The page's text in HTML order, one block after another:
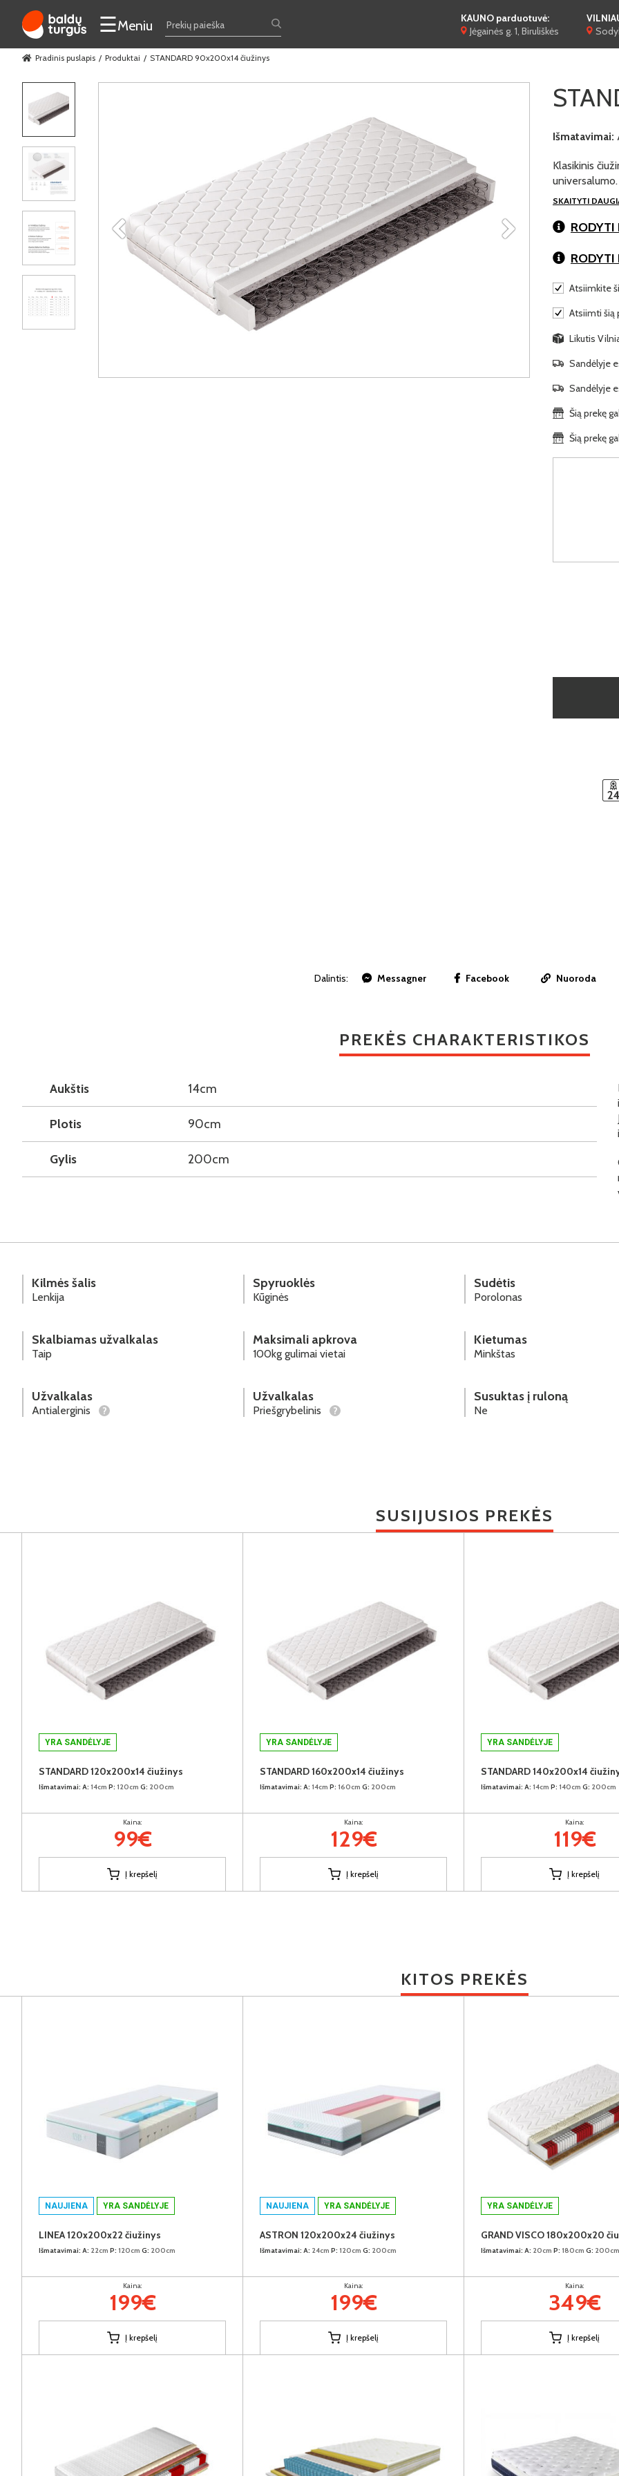
☰Meniu
KAUNO parduotuvė:
Jėgainės g. 1, Biruliškės
Pradinis puslapis Produktai STANDARD 90x200x14 čiužinys
Išmatavimai:
Klasikinis
SKAITYTI
RODYTI
RODYTI
Atsiimkite
Atsiimti šią
Likutis
Sandėlyje
Sandėlyje
Šią prekę
Šią prekę
Dalintis: Messagner Facebook Nuoroda
PREKĖS CHARAKTERISTIKOS
Aukštis 14cm
Plotis 90cm
Gylis 200cm
Kilmės šalis
Lenkija
Spyruoklės
Kūginės
Sudėtis
Porolonas
Skalbiamas užvalkalas
Taip
Maksimali apkrova
100kg gulimai vietai
Kietumas
Minkštas
Užvalkalas
Antialerginis ?
Užvalkalas
Priešgrybelinis ?
Susuktas į ruloną
Ne
SUSIJUSIOS PREKĖS
YRA SANDĖLYJE
STANDARD 120x200x14 čiužinys
Išmatavimai: A: 14cm P: 120cm G: 200cm
Kaina:
99€
Į krepšelį
YRA SANDĖLYJE
STANDARD 160x200x14 čiužinys
Išmatavimai: A: 14cm P: 160cm G: 200cm
Kaina:
129€
Į krepšelį
YRA SANDĖLYJE
STANDARD 140x200x14
Išmatavimai: A: 14cm P: 140cm G: 200cm
Kaina:
119€
Į krepšelį
KITOS PREKĖS
NAUJIENA YRA SANDĖLYJE
LINEA 120x200x22 čiužinys
Išmatavimai: A: 22cm P: 120cm G: 200cm
Kaina:
199€
Į krepšelį
NAUJIENA YRA SANDĖLYJE
ASTRON 120x200x24 čiužinys
Išmatavimai: A: 24cm P: 120cm G: 200cm
Kaina:
199€
Į krepšelį
YRA SANDĖLYJE
Išmatavimai: A: 20cm P: 180cm G: 200cm
Kaina:
349€
Į krepšelį